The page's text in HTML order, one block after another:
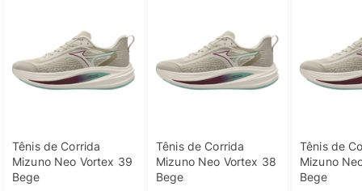
Tênis de Corrida
Mizuno Neo Vortex 39
Bege
Tênis de Corrida
Mizuno Neo Vortex 38
Bege
Tênis de
Mizuno
Bege